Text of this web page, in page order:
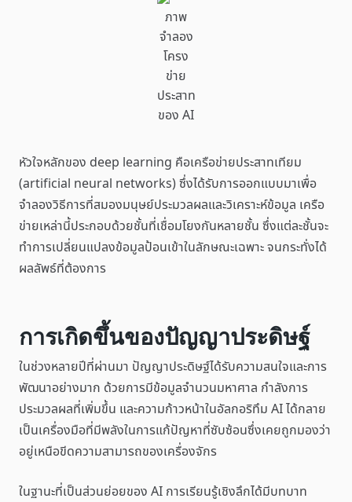
ภาพ
จำลอง
โครง
ข่าย
ประสาท
ของ AI
หัวใจหลักของ deep learning คือเครือข่ายประสาทเทียม
(artificial neural networks) ซึ่งได้รับการออกแบบมาเพื่อ
จำลองวิธีการที่สมองมนุษย์ประมวลผลและวิเคราะห์ข้อมูล เครือ
ข่ายเหล่านี้ประกอบด้วยชั้นที่เชื่อมโยงกันหลายชั้น ซึ่งแต่ละชั้นจะ
ทำการเปลี่ยนแปลงข้อมูลป้อนเข้าในลักษณะเฉพาะ จนกระทั่งได้
ผลลัพธ์ที่ต้องการ
การเกิดขึ้นของปัญญาประดิษฐ์
ในช่วงหลายปีที่ผ่านมา ปัญญาประดิษฐ์ได้รับความสนใจและการ
พัฒนาอย่างมาก ด้วยการมีข้อมูลจำนวนมหาศาล กำลังการ
ประมวลผลที่เพิ่มขึ้น และความก้าวหน้าในอัลกอริทึม AI ได้กลาย
เป็นเครื่องมือที่มีพลังในการแก้ปัญหาที่ซับซ้อนซึ่งเคยถูกมองว่า
อยู่เหนือขีดความสามารถของเครื่องจักร
ในฐานะที่เป็นส่วนย่อยของ AI การเรียนรู้เชิงลึกได้มีบทบาท